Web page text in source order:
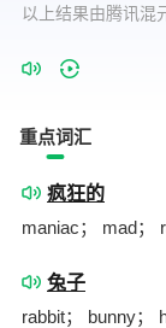
以上结果由腾讯混
重点词汇
疯狂的
maniac； mad；
兔子
rabbit； bunny；